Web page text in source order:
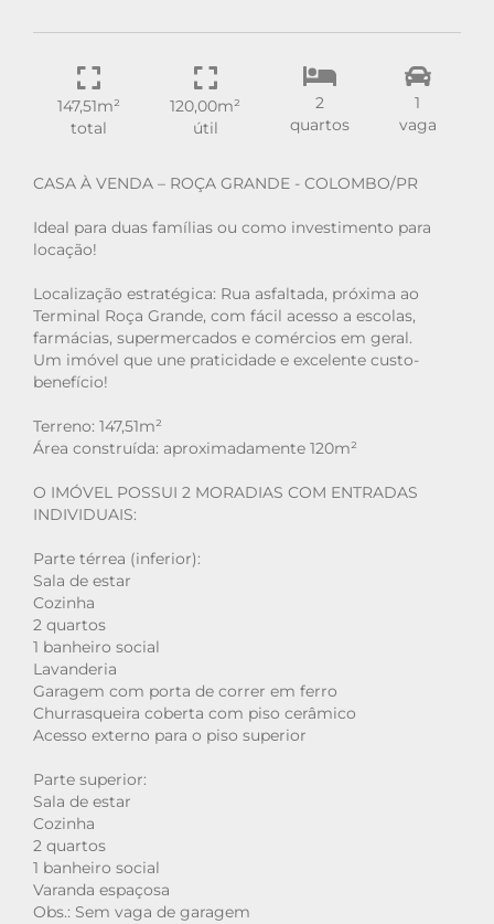
147,51m²
total
120,00m²
útil
2
quartos
1
vaga
CASA À VENDA – ROÇA GRANDE - COLOMBO/PR
Ideal para duas famílias ou como investimento para
locação!
Localização estratégica: Rua asfaltada, próxima ao
Terminal Roça Grande, com fácil acesso a escolas,
farmácias, supermercados e comércios em geral.
Um imóvel que une praticidade e excelente custo-
benefício!
Terreno: 147,51m²
Área construída: aproximadamente 120m²
O IMÓVEL POSSUI 2 MORADIAS COM ENTRADAS
INDIVIDUAIS:
Parte térrea (inferior):
Sala de estar
Cozinha
2 quartos
1 banheiro social
Lavanderia
Garagem com porta de correr em ferro
Churrasqueira coberta com piso cerâmico
Acesso externo para o piso superior
Parte superior:
Sala de estar
Cozinha
2 quartos
1 banheiro social
Varanda espaçosa
Obs.: Sem vaga de garagem